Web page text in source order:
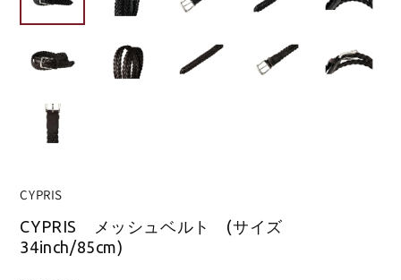
CYPRIS
CYPRIS メッシュベルト (サイズ
34inch/85cm)